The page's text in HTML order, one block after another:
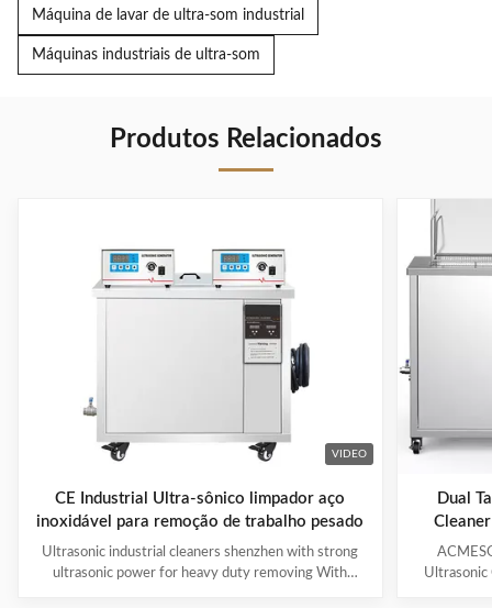
Máquina de lavar de ultra-som industrial
Máquinas industriais de ultra-som
Produtos Relacionados
VIDEO
CE Industrial Ultra-sônico limpador aço
inoxidável para remoção de trabalho pesado
Ultrasonic industrial cleaners shenzhen with strong
ultrasonic power for heavy duty removing With
Dual
Ultrasonic